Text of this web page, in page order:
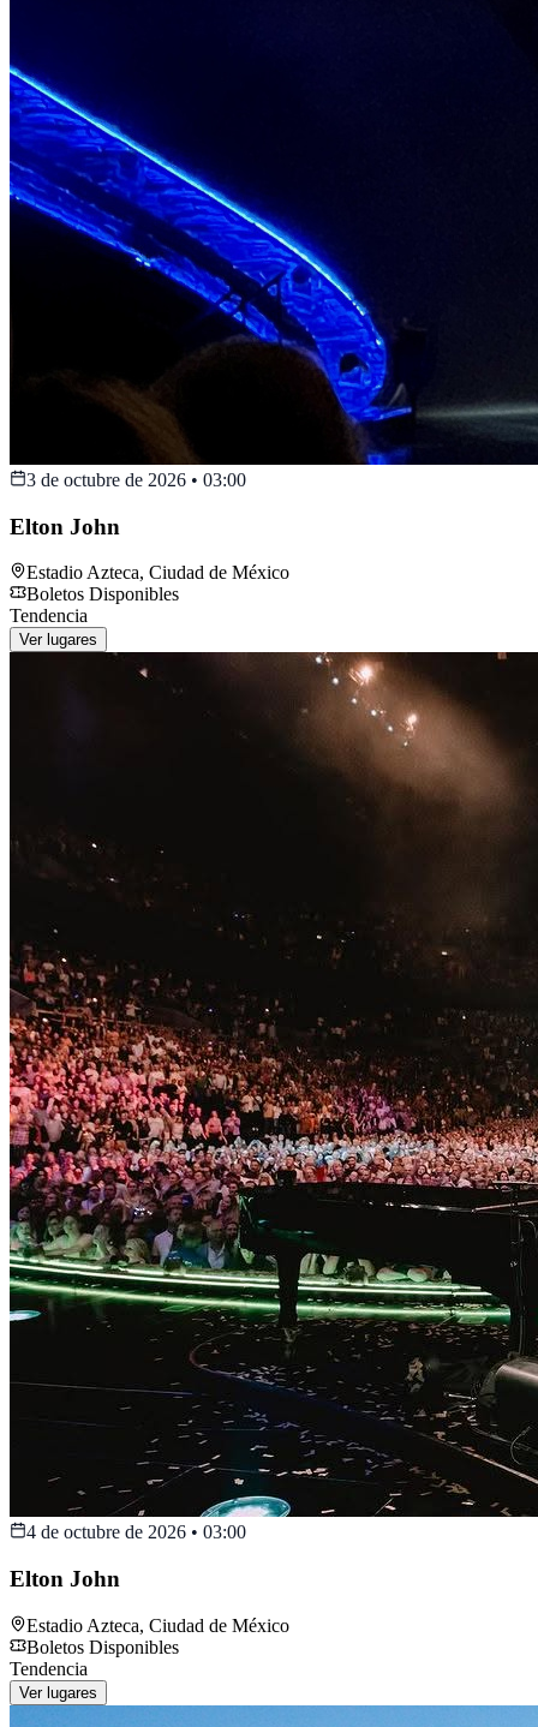
3 de octubre de 2026 • 03:00
Elton John
Estadio Azteca, Ciudad de México
Boletos Disponibles
Tendencia
Ver lugares
4 de octubre de 2026 • 03:00
Elton John
Estadio Azteca, Ciudad de México
Boletos Disponibles
Tendencia
Ver lugares